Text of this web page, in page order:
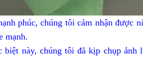
phúc, chúng tôi cảm nhận được
mạnh.
này, chúng tôi đã kịp chụp ảnh